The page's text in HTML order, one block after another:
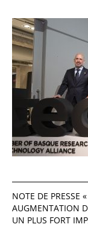
NOTE DE PRESSE
AUGMENTATION
UN PLUS FORT